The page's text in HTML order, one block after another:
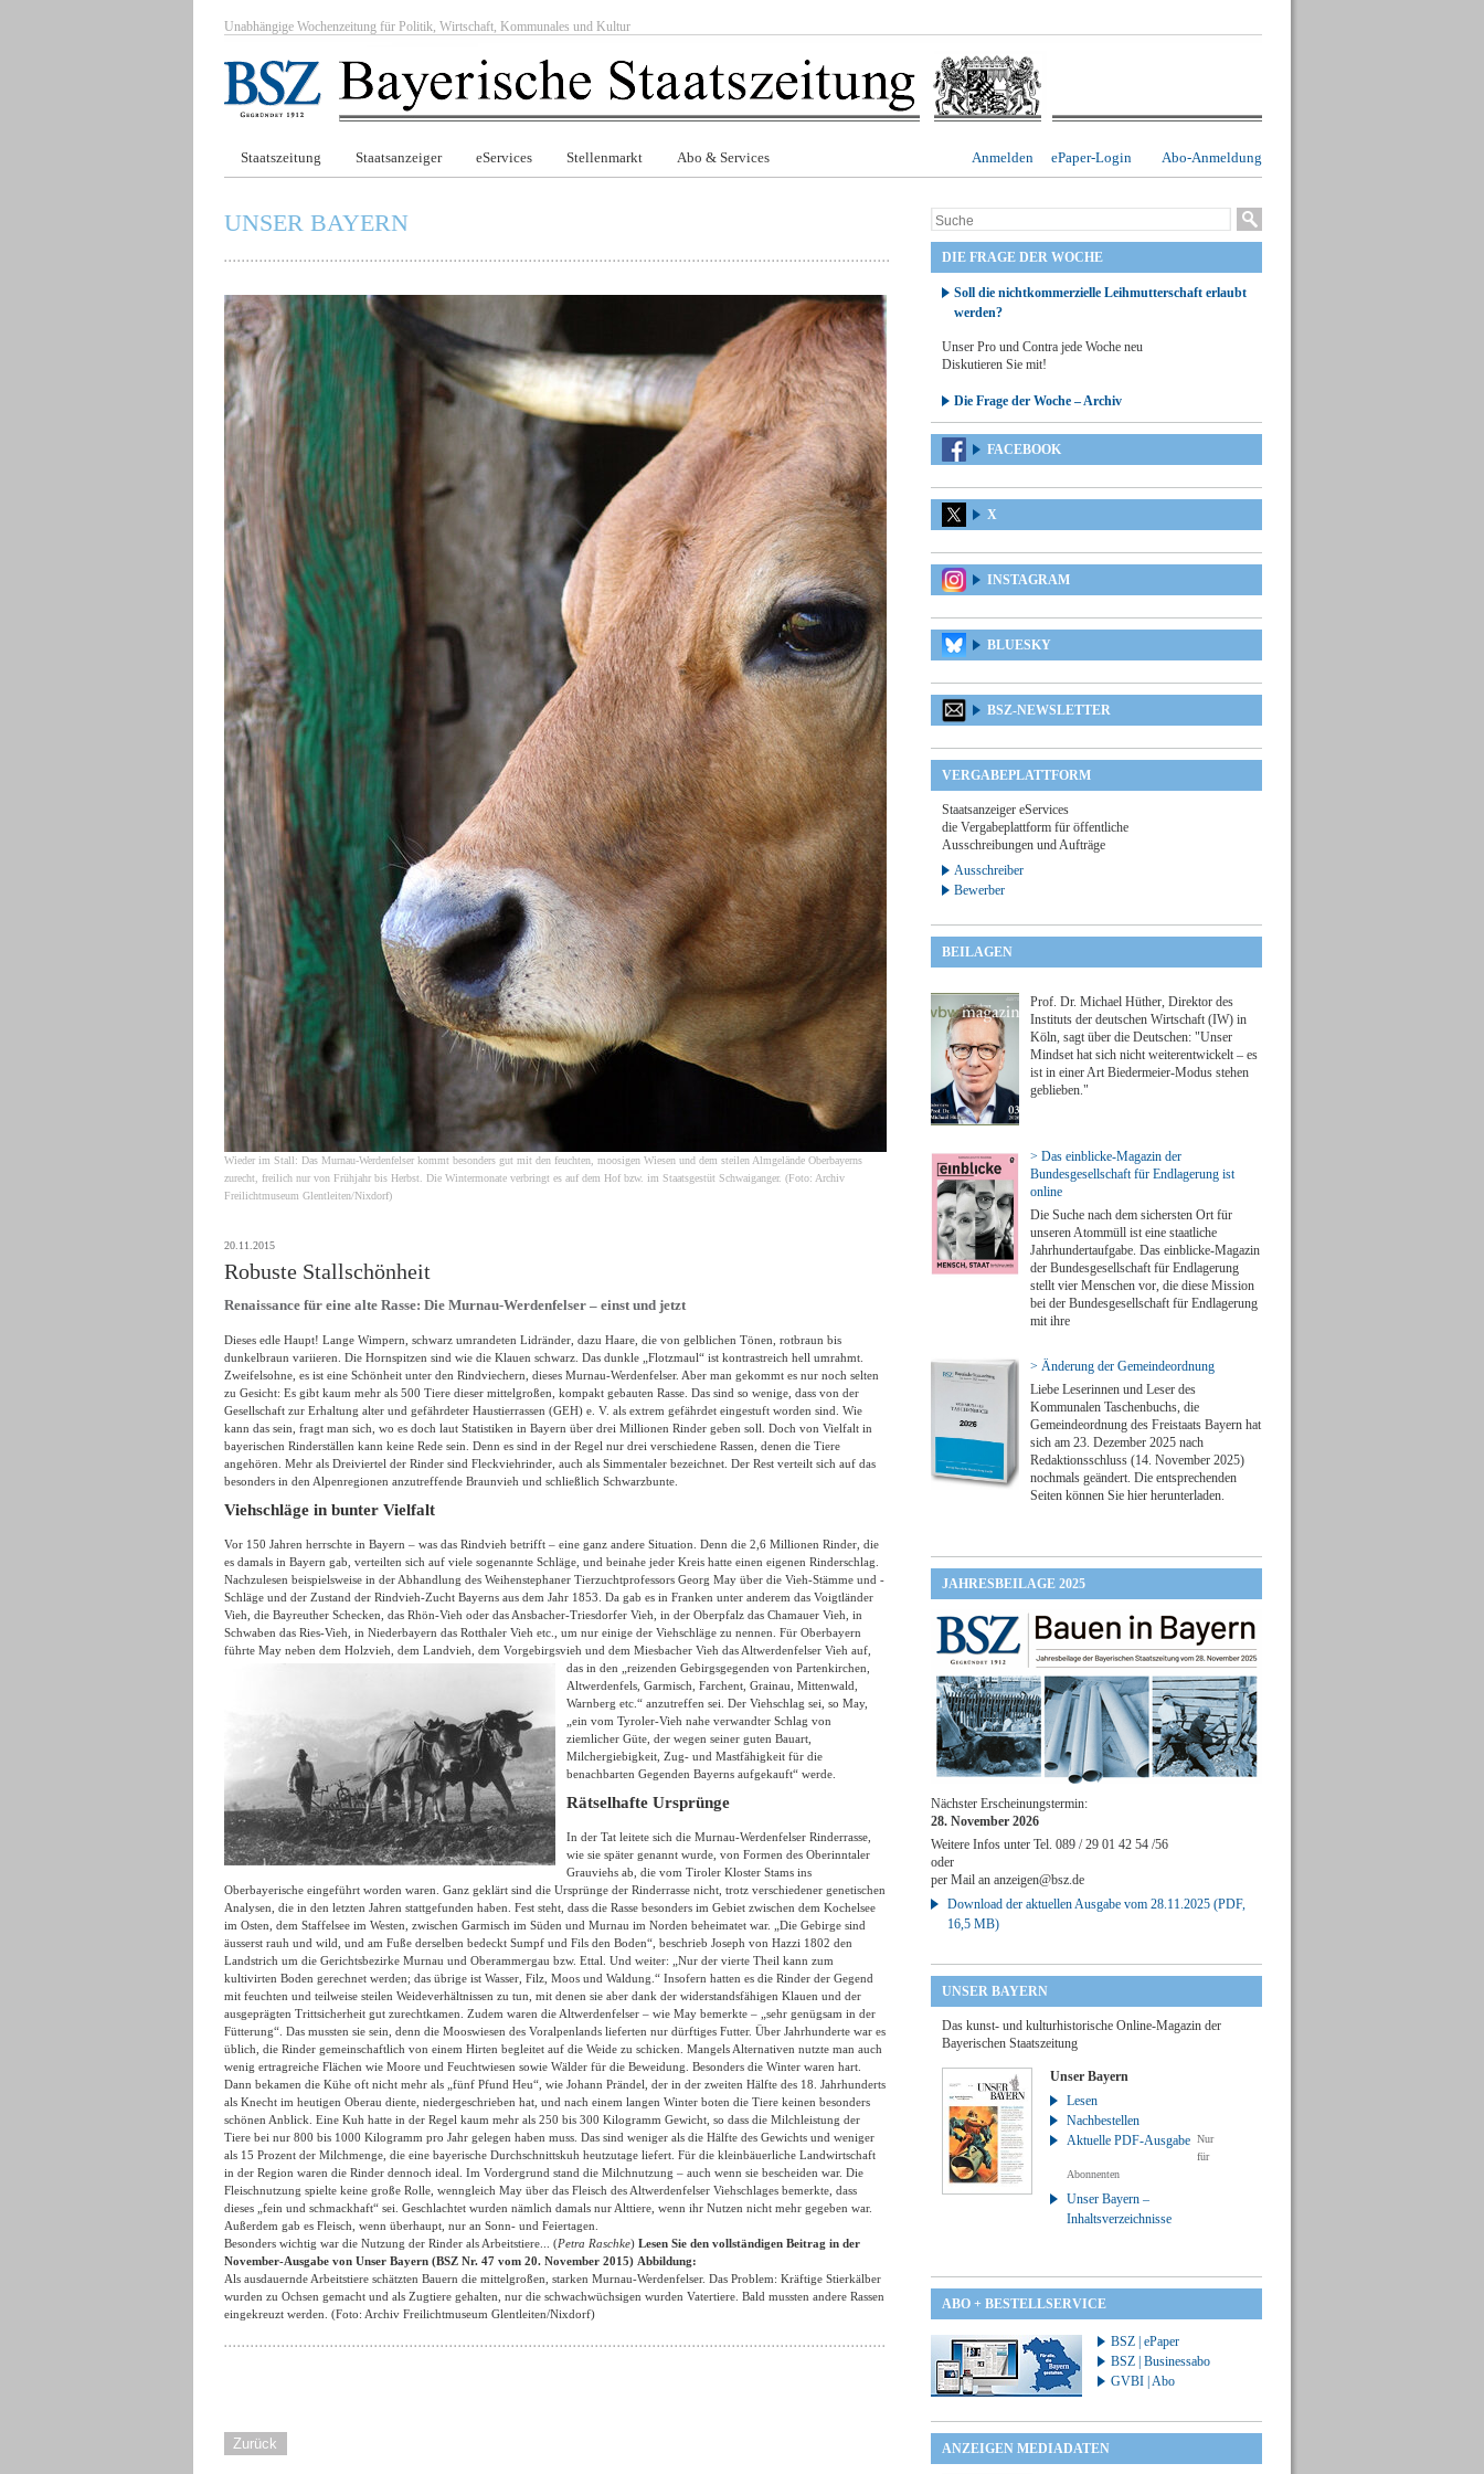
Unabhängige Wochenzeitung für Politik, Wirtschaft, Kommunales und Kultur
Abo-Anmeldung
ePaper-Login
Anmelden
Staatszeitung Staatsanzeiger eServices Stellenmarkt Abo & Services
UNSER BAYERN
Wieder im Stall: Das Murnau-Werdenfelser kommt besonders gut mit den feuchten, moosigen Wiesen und dem steilen Almgelände Oberbayerns
zurecht, freilich nur von Frühjahr bis Herbst. Die Wintermonate verbringt es auf dem Hof bzw. im Staatsgestüt Schwaiganger. (Foto: Archiv
Freilichtmuseum Glentleiten/Nixdorf)
20.11.2015
Robuste Stallschönheit
Renaissance für eine alte Rasse: Die Murnau-Werdenfelser – einst und jetzt
Dieses edle Haupt! Lange Wimpern, schwarz umrandeten Lidränder, dazu Haare, die von gelblichen Tönen, rotbraun bis
dunkelbraun variieren. Die Hornspitzen sind wie die Klauen schwarz. Das dunkle „Flotzmaul“ ist kontrastreich hell umrahmt.
Zweifelsohne, es ist eine Schönheit unter den Rindviechern, dieses Murnau-Werdenfelser. Aber man gekommt es nur noch selten
zu Gesicht: Es gibt kaum mehr als 500 Tiere dieser mittelgroßen, kompakt gebauten Rasse. Das sind so wenige, dass von der
Gesellschaft zur Erhaltung alter und gefährdeter Haustierrassen (GEH) e. V. als extrem gefährdet eingestuft worden sind. Wie
kann das sein, fragt man sich, wo es doch laut Statistiken in Bayern über drei Millionen Rinder geben soll. Doch von Vielfalt in
bayerischen Rinderställen kann keine Rede sein. Denn es sind in der Regel nur drei verschiedene Rassen, denen die Tiere
angehören. Mehr als Dreiviertel der Rinder sind Fleckviehrinder, auch als Simmentaler bezeichnet. Der Rest verteilt sich auf das
besonders in den Alpenregionen anzutreffende Braunvieh und schließlich Schwarzbunte.
Viehschläge in bunter Vielfalt
Vor 150 Jahren herrschte in Bayern – was das Rindvieh betrifft – eine ganz andere Situation. Denn die 2,6 Millionen Rinder, die
es damals in Bayern gab, verteilten sich auf viele sogenannte Schläge, und beinahe jeder Kreis hatte einen eigenen Rinderschlag.
Nachzulesen beispielsweise in der Abhandlung des Weihenstephaner Tierzuchtprofessors Georg May über die Vieh-Stämme und -
Schläge und der Zustand der Rindvieh-Zucht Bayerns aus dem Jahr 1853. Da gab es in Franken unter anderem das Voigtländer
Vieh, die Bayreuther Schecken, das Rhön-Vieh oder das Ansbacher-Triesdorfer Vieh, in der Oberpfalz das Chamauer Vieh, in
Schwaben das Ries-Vieh, in Niederbayern das Rotthaler Vieh etc., um nur einige der Viehschläge zu nennen. Für Oberbayern
führte May neben dem Holzvieh, dem Landvieh, dem Vorgebirgsvieh und dem Miesbacher Vieh das Altwerdenfelser Vieh auf,
das in den „reizenden Gebirgsgegenden von Partenkirchen,
Altwerdenfels, Garmisch, Farchent, Grainau, Mittenwald,
Warnberg etc.“ anzutreffen sei. Der Viehschlag sei, so May,
„ein vom Tyroler-Vieh nahe verwandter Schlag von
ziemlicher Güte, der wegen seiner guten Bauart,
Milchergiebigkeit, Zug- und Mastfähigkeit für die
benachbarten Gegenden Bayerns aufgekauft“ werde.
Rätselhafte Ursprünge
In der Tat leitete sich die Murnau-Werdenfelser Rinderrasse,
wie sie später genannt wurde, von Formen des Oberinntaler
Grauviehs ab, die vom Tiroler Kloster Stams ins
Oberbayerische eingeführt worden waren. Ganz geklärt sind die Ursprünge der Rinderrasse nicht, trotz verschiedener genetischen
Analysen, die in den letzten Jahren stattgefunden haben. Fest steht, dass die Rasse besonders im Gebiet zwischen dem Kochelsee
im Osten, dem Staffelsee im Westen, zwischen Garmisch im Süden und Murnau im Norden beheimatet war. „Die Gebirge sind
äusserst rauh und wild, und am Fuße derselben bedeckt Sumpf und Fils den Boden“, beschrieb Joseph von Hazzi 1802 den
Landstrich um die Gerichtsbezirke Murnau und Oberammergau bzw. Ettal. Und weiter: „Nur der vierte Theil kann zum
kultivirten Boden gerechnet werden; das übrige ist Wasser, Filz, Moos und Waldung.“ Insofern hatten es die Rinder der Gegend
mit feuchten und teilweise steilen Weideverhältnissen zu tun, mit denen sie aber dank der widerstandsfähigen Klauen und der
ausgeprägten Trittsicherheit gut zurechtkamen. Zudem waren die Altwerdenfelser – wie May bemerkte – „sehr genügsam in der
Fütterung“. Das mussten sie sein, denn die Mooswiesen des Voralpenlands lieferten nur dürftiges Futter. Über Jahrhunderte war es
üblich, die Rinder gemeinschaftlich von einem Hirten begleitet auf die Weide zu schicken. Mangels Alternativen nutzte man auch
wenig ertragreiche Flächen wie Moore und Feuchtwiesen sowie Wälder für die Beweidung. Besonders die Winter waren hart.
Dann bekamen die Kühe oft nicht mehr als „fünf Pfund Heu“, wie Johann Prändel, der in der zweiten Hälfte des 18. Jahrhunderts
als Knecht im heutigen Oberau diente, niedergeschrieben hat, und nach einem langen Winter boten die Tiere keinen besonders
schönen Anblick. Eine Kuh hatte in der Regel kaum mehr als 250 bis 300 Kilogramm Gewicht, so dass die Milchleistung der
Tiere bei nur 800 bis 1000 Kilogramm pro Jahr gelegen haben muss. Das sind weniger als die Hälfte des Gewichts und weniger
als 15 Prozent der Milchmenge, die eine bayerische Durchschnittskuh heutzutage liefert. Für die kleinbäuerliche Landwirtschaft
in der Region waren die Rinder dennoch ideal. Im Vordergrund stand die Milchnutzung – auch wenn sie bescheiden war. Die
Fleischnutzung spielte keine große Rolle, wenngleich May über das Fleisch des Altwerdenfelser Viehschlages bemerkte, dass
dieses „fein und schmackhaft“ sei. Geschlachtet wurden nämlich damals nur Alttiere, wenn ihr Nutzen nicht mehr gegeben war.
Außerdem gab es Fleisch, wenn überhaupt, nur an Sonn- und Feiertagen.
Besonders wichtig war die Nutzung der Rinder als Arbeitstiere... (Petra Raschke) Lesen Sie den vollständigen Beitrag in der
November-Ausgabe von Unser Bayern (BSZ Nr. 47 vom 20. November 2015) Abbildung:
Als ausdauernde Arbeitstiere schätzten Bauern die mittelgroßen, starken Murnau-Werdenfelser. Das Problem: Kräftige Stierkälber
wurden zu Ochsen gemacht und als Zugtiere gehalten, nur die schwachwüchsigen wurden Vatertiere. Bald mussten andere Rassen
eingekreuzt werden. (Foto: Archiv Freilichtmuseum Glentleiten/Nixdorf)
Zurück
DIE FRAGE DER WOCHE
Soll die nichtkommerzielle Leihmutterschaft erlaubt
werden?
Unser Pro und Contra jede Woche neu
Diskutieren Sie mit!
Die Frage der Woche – Archiv
FACEBOOK
X
INSTAGRAM
BLUESKY
BSZ-NEWSLETTER
VERGABEPLATTFORM
Staatsanzeiger eServices
die Vergabeplattform für öffentliche
Ausschreibungen und Aufträge
Ausschreiber
Bewerber
BEILAGEN
Prof. Dr. Michael Hüther, Direktor des
Instituts der deutschen Wirtschaft (IW) in
Köln, sagt über die Deutschen: "Unser
Mindset hat sich nicht weiterentwickelt – es
ist in einer Art Biedermeier-Modus stehen
geblieben."
> Das einblicke-Magazin der
Bundesgesellschaft für Endlagerung ist
online
Die Suche nach dem sichersten Ort für
unseren Atommüll ist eine staatliche
Jahrhundertaufgabe. Das einblicke-Magazin
der Bundesgesellschaft für Endlagerung
stellt vier Menschen vor, die diese Mission
bei der Bundesgesellschaft für Endlagerung
mit ihre
> Änderung der Gemeindeordnung
Liebe Leserinnen und Leser des
Kommunalen Taschenbuchs, die
Gemeindeordnung des Freistaats Bayern hat
sich am 23. Dezember 2025 nach
Redaktionsschluss (14. November 2025)
nochmals geändert. Die entsprechenden
Seiten können Sie hier herunterladen.
JAHRESBEILAGE 2025
Nächster Erscheinungstermin:
28. November 2026
Weitere Infos unter Tel. 089 / 29 01 42 54 /56
oder
per Mail an anzeigen@bsz.de
Download der aktuellen Ausgabe vom 28.11.2025 (PDF,
16,5 MB)
UNSER BAYERN
Das kunst- und kulturhistorische Online-Magazin der
Bayerischen Staatszeitung
Unser Bayern
Lesen
Nachbestellen
Aktuelle PDF-Ausgabe Nur
für
Abonnenten
Unser Bayern –
Inhaltsverzeichnisse
ABO + BESTELLSERVICE
BSZ | ePaper
BSZ | Businessabo
GVBI | Abo
ANZEIGEN MEDIADATEN